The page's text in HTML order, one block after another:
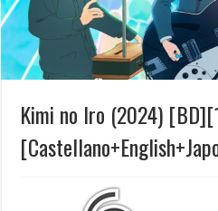
Kimi no Iro (2024)